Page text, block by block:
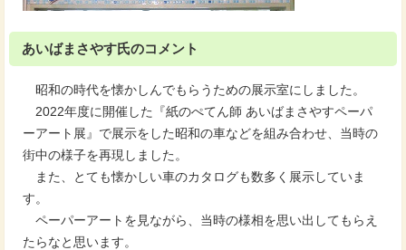
あいばまさやす氏のコメント
昭和の時代を懐かしんでもらうための展示室にしました。
2022年度に開催した『紙のぺてん師 あいばまさやすペーパ
ーアート展』で展示をした昭和の車などを組み合わせ、当時の
街中の様子を再現しました。
また、とても懐かしい車のカタログも数多く展示していま
す。
ペーパーアートを見ながら、当時の様相を思い出してもらえ
たらなと思います。